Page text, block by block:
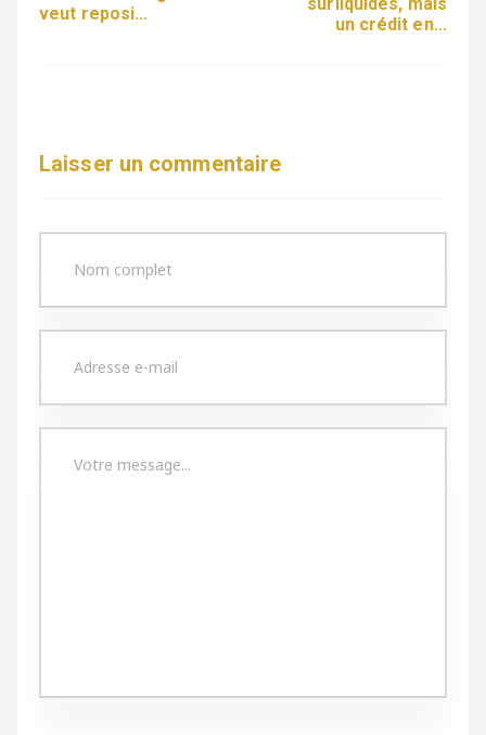
veut reposi...
un crédit en...
Laisser un commentaire